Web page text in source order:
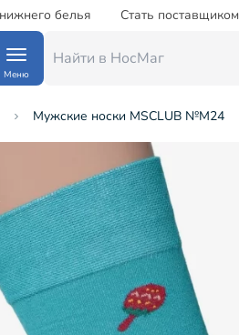
белья Стать поставщиком
Меню
Мужские носки MSCLUB №М24